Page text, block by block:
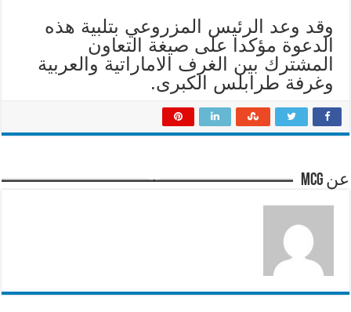
وقد وعد الرئيس المزروعي بتلبية هذه
الدعوة مؤكدا على صيغة التعاون
المشترك بين الغرف الاماراتية والعربية
وغرفة طرابلس الكبرى.
عن mcg